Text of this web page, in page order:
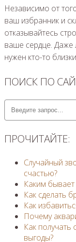
Независимо от
ваш избранник и
отказывайтесь
ваше сердце.
нужен кто-то
ПОИСК ПО
ПРОЧИТАЙТЕ:
Случайный
счастью?
Каким бывает
Как сделать
Как
Почему
Как получать
выгоды?